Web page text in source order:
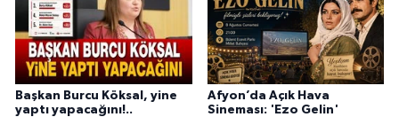
Başkan Burcu Köksal, yine
yaptı yapacağını!..
Afyon’da Açık Hava
Sineması: 'Ezo Gelin'